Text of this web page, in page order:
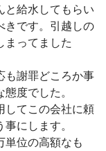
と給水してもらい
きです。引越しの
まってました
も謝罪どころか事
度でした。
してこの会社に頼
にします。
単位の高額なも